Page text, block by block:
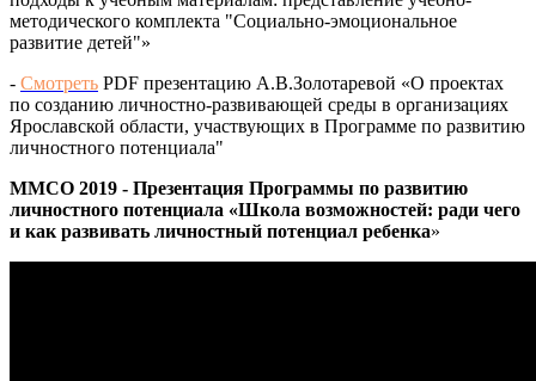
методического комплекта "Социально-эмоциональное
развитие детей"»
- Смотреть PDF презентацию А.В.Золотаревой «О проектах
по созданию личностно-развивающей среды в организациях
Ярославской области, участвующих в Программе по развитию
личностного потенциала"
ММСО 2019 - Презентация Программы по развитию
личностного потенциала «Школа возможностей: ради чего
и как развивать личностный потенциал ребенка»